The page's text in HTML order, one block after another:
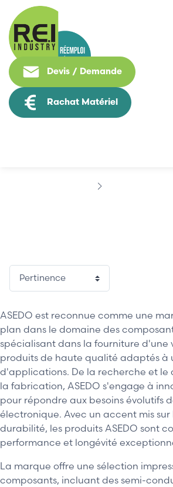
Devis / Demande
Rachat Matériel
ASEDO est reconnue comme une
plan dans le domaine des
spécialisant dans la fourniture d'une
produits de haute qualité adaptés à
d'applications. De la recherche et le
la fabrication, ASEDO s'engage à
pour répondre aux besoins évolutifs
électronique. Avec un accent mis
durabilité, les produits ASEDO sont
performance et longévité
La marque offre une sélection
composants, incluant des semi-